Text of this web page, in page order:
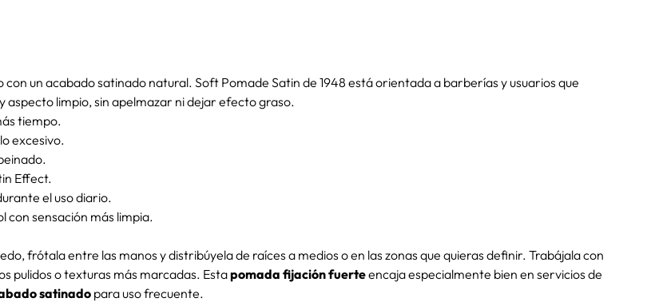
un acabado satinado natural. Soft Pomade Satin de 1948 está orientada a barberías y usuarios que
limpio, sin apelmazar ni dejar efecto graso.
tiempo.
excesivo.
Effect.
el uso diario.
con sensación más limpia.
frótala entre las manos y distribúyela de raíces a medios o en las zonas que quieras definir. Trabájala con
pulidos o texturas más marcadas. Estapomada fijación fuerteencaja especialmente bien en servicios de
satinadopara uso frecuente.